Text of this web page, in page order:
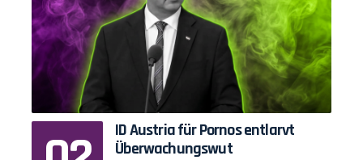
ID Austria für Pornos entlarvt
Überwachungswut